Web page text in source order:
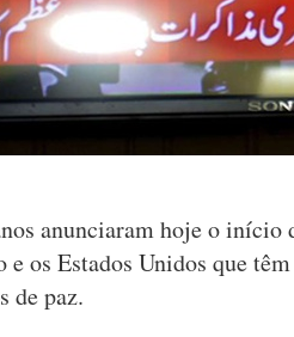
anunciaram hoje o início
os Estados Unidos que
de paz.